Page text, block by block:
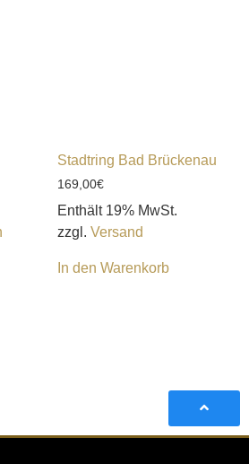
Stadtring Bad Brückenau
169,00€
Enthält 19% MwSt.
zzgl. Versand
In den Warenkorb